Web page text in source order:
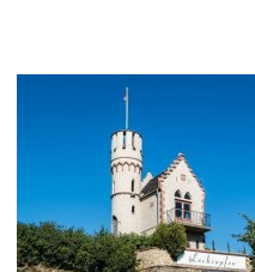
Osthofen
Miniaturburg
Die Miniaturburg